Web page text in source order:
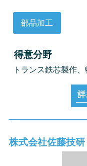
部品加工
得意分野
トランス鉄芯製作
株式会社佐藤技研